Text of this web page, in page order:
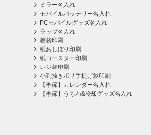
ミラー名入れ
モバイルバッテリー名入れ
PCモバイルグッズ名入れ
ラップ名入れ
箸袋印刷
紙おしぼり印刷
紙コースター印刷
レジ袋印刷
小判抜きポリ手提げ袋印刷
【季節】カレンダー名入れ
【季節】うちわ&冷却グッズ名入れ